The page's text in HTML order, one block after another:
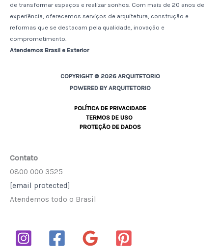
de transformar espaços e realizar sonhos. Com mais de 20 anos de
experiência, oferecemos serviços de arquitetura, construção e
reformas que se destacam pela qualidade, inovação e
comprometimento.
Atendemos Brasil e Exterior
COPYRIGHT © 2026 ARQUITETORIO
POWERED BY ARQUITETORIO
POLÍTICA DE PRIVACIDADE
TERMOS DE USO
PROTEÇÃO DE DADOS
Contato
0800 000 3525
[email protected]
Atendemos todo o Brasil